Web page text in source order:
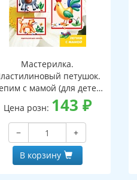
Мастерилка.
петушок.
с мамой (для детей
5-7 лет)
Цена розн: 143 ₽
−
+
В корзину